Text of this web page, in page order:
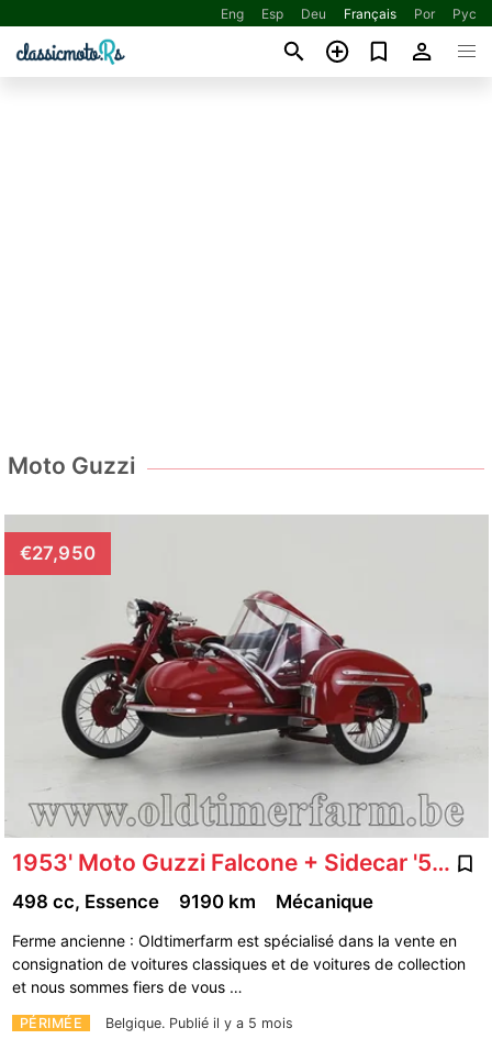
Eng Esp Deu Français Por Рус
Moto Guzzi
€27,950
1953' Moto Guzzi Falcone + Sidecar '53 CH2607
PÉRIMÉE Belgique. Publié il y a 5 mois
498 cc, Essence 9190 km Mécanique
Ferme ancienne : Oldtimerfarm est spécialisé dans la vente en
consignation de voitures classiques et de voitures de collection
et nous sommes fiers de vous …